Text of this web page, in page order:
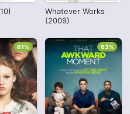
Whatever Works
(2009)
61% 63%